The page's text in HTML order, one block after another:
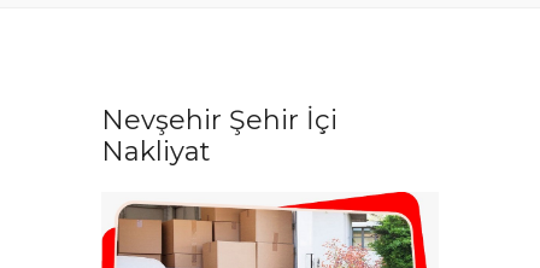
Nevşehir Şehir İçi
Nakliyat